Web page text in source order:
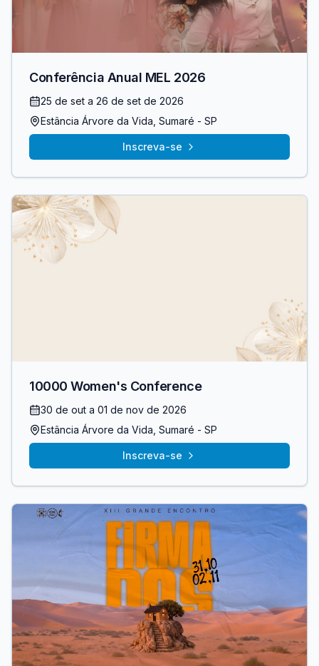
Conferência Anual MEL 2026
25 de set a 26 de set de 2026
Estância Árvore da Vida , Sumaré - SP
Inscreva-se
10000 Women's Conference
30 de out a 01 de nov de 2026
Estância Árvore da Vida , Sumaré - SP
Inscreva-se